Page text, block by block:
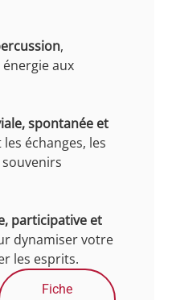
,
aux
spontanée et
échanges, les
participative et
dynamiser votre
les esprits.
Fiche